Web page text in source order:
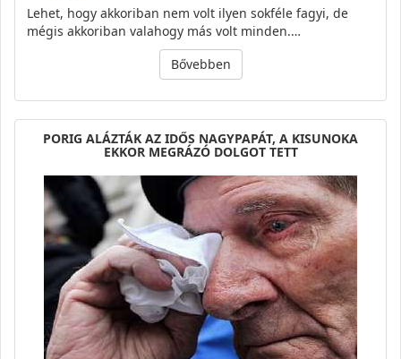
Lehet, hogy akkoriban nem volt ilyen sokféle fagyi, de
mégis akkoriban valahogy más volt minden.…
Bővebben
PORIG ALÁZTÁK AZ IDŐS NAGYPAPÁT, A KISUNOKA
EKKOR MEGRÁZÓ DOLGOT TETT